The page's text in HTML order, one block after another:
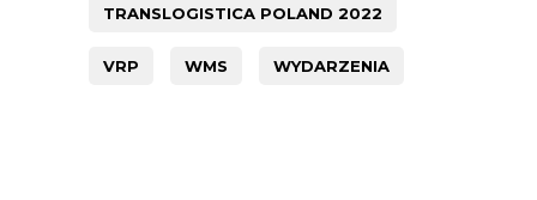
TRANSLOGISTICA POLAND 2022
VRP WMS WYDARZENIA